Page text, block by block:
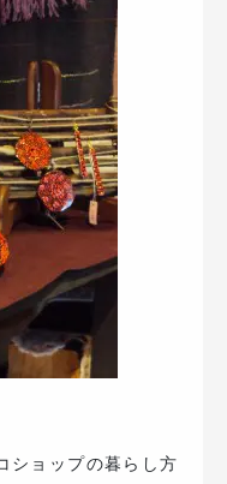
ショップの暮らし方